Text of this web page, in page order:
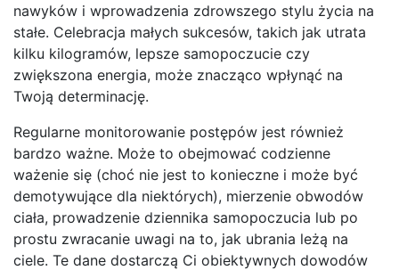
nawyków i wprowadzenia zdrowszego stylu życia na
stałe. Celebracja małych sukcesów, takich jak utrata
kilku kilogramów, lepsze samopoczucie czy
zwiększona energia, może znacząco wpłynąć na
Twoją determinację.
Regularne monitorowanie postępów jest również
bardzo ważne. Może to obejmować codzienne
ważenie się (choć nie jest to konieczne i może być
demotywujące dla niektórych), mierzenie obwodów
ciała, prowadzenie dziennika samopoczucia lub po
prostu zwracanie uwagi na to, jak ubrania leżą na
ciele. Te dane dostarczą Ci obiektywnych dowodów